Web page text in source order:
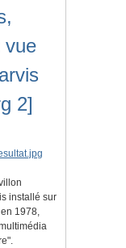
vue
2]
installé sur
1978,